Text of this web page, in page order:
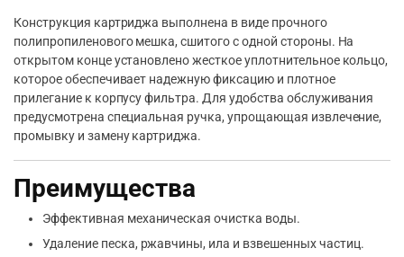
Конструкция картриджа выполнена в виде прочного
полипропиленового мешка, сшитого с одной стороны. На
открытом конце установлено жесткое уплотнительное кольцо,
которое обеспечивает надежную фиксацию и плотное
прилегание к корпусу фильтра. Для удобства обслуживания
предусмотрена специальная ручка, упрощающая извлечение,
промывку и замену картриджа.
Преимущества
Эффективная механическая очистка воды.
Удаление песка, ржавчины, ила и взвешенных частиц.